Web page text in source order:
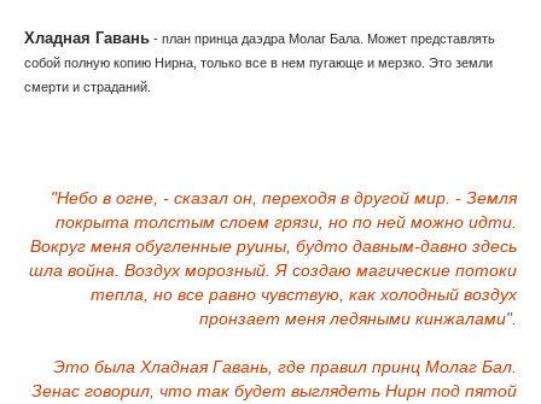
Хладная Гавань - план принца даэдра Молаг Бала. Может представлять
собой полную копию Нирна, только все в нем пугающе и мерзко. Это земли
смерти и страданий.
"Небо в огне, - сказал он, переходя в другой мир. - Земля
покрыта толстым слоем грязи, но по ней можно идти.
Вокруг меня обугленные руины, будто давным-давно здесь
шла война. Воздух морозный. Я создаю магические потоки
тепла, но все равно чувствую, как холодный воздух
пронзает меня ледяными кинжалами".
Это была Хладная Гавань, где правил принц Молаг Бал.
Зенас говорил, что так будет выглядеть Нирн под пятой